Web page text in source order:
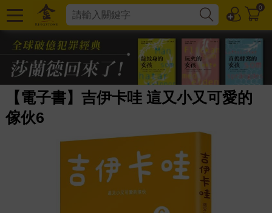
0
【電子書】吉伊卡哇 這又小又可愛的
傢伙6